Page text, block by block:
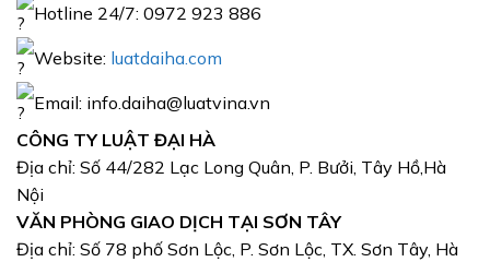
Hotline 24/7: 0972 923 886
Website: luatdaiha.com
Email: info.daiha@luatvina.vn
CÔNG TY LUẬT ĐẠI HÀ
Địa chỉ: Số 44/282 Lạc Long Quân, P. Bưởi, Tây Hồ,Hà
Nội
VĂN PHÒNG GIAO DỊCH TẠI SƠN TÂY
Địa chỉ: Số 78 phố Sơn Lộc, P. Sơn Lộc, TX. Sơn Tây, Hà